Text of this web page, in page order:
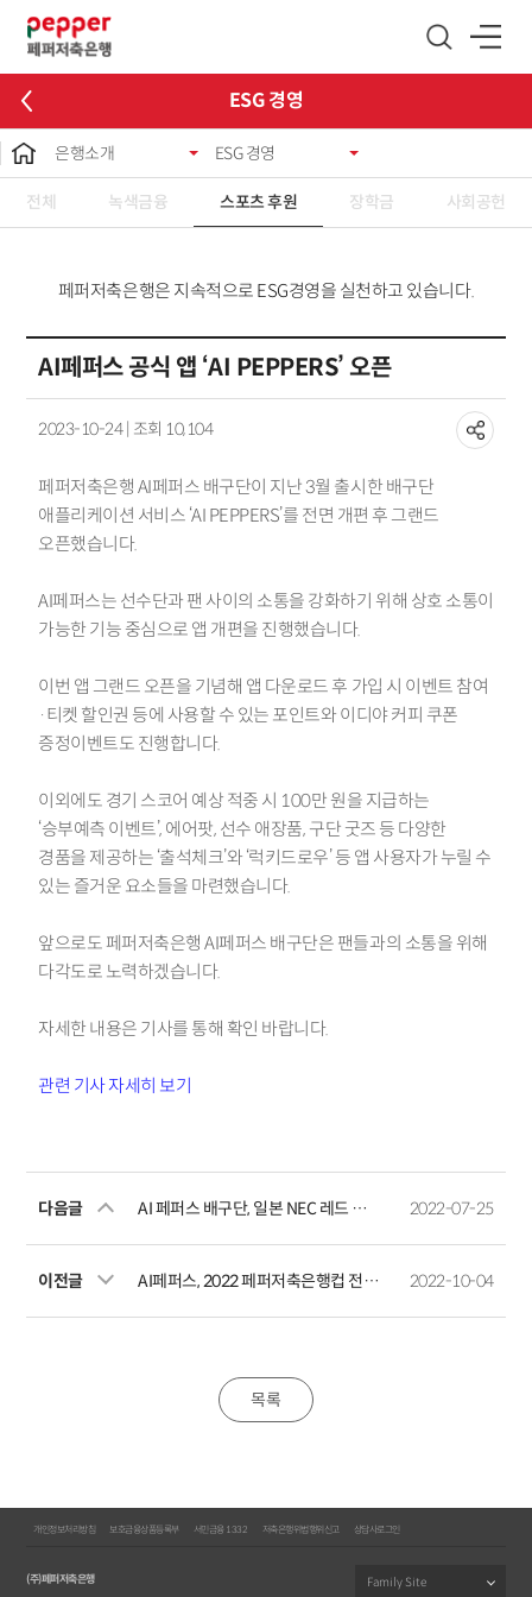
ESG 경영
은행소개 ESG 경영
전체 녹색금융 스포츠 후원 장학금 사회공헌
페퍼저축은행은 지속적으로 ESG경영을 실천하고 있습니다.
AI페퍼스 공식 앱 ‘AI PEPPERS’ 오픈
2023-10-24 | 조회 10,104
페퍼저축은행 AI페퍼스 배구단이 지난 3월 출시한 배구단
애플리케이션 서비스 ‘AI PEPPERS’를 전면 개편 후 그랜드
오픈했습니다.
AI페퍼스는 선수단과 팬 사이의 소통을 강화하기 위해 상호 소통이
가능한 기능 중심으로 앱 개편을 진행했습니다.
이번 앱 그랜드 오픈을 기념해 앱 다운로드 후 가입 시 이벤트 참여
·티켓 할인권 등에 사용할 수 있는 포인트와 이디야 커피 쿠폰
증정이벤트도 진행합니다.
이외에도 경기 스코어 예상 적중 시 100만 원을 지급하는
‘승부예측 이벤트’, 에어팟, 선수 애장품, 구단 굿즈 등 다양한
경품을 제공하는 ‘출석체크’와 ‘럭키드로우’ 등 앱 사용자가 누릴 수
있는 즐거운 요소들을 마련했습니다.
앞으로도 페퍼저축은행 AI페퍼스 배구단은 팬들과의 소통을 위해
다각도로 노력하겠습니다.
자세한 내용은 기사를 통해 확인 바랍니다.
관련 기사 자세히 보기
다음글 AI 페퍼스 배구단, 일본 NEC 레드 로켓츠와 자매결연 2022-07-25
이전글 AI페퍼스, 2022 페퍼저축은행컵 전국 어울림 한마당 배구대회 2022-10-04
목록
개인정보처리방침 보호금융상품등록부 서민금융 1332 저축은행위법행위신고 상담사로그인
(주)페퍼저축은행